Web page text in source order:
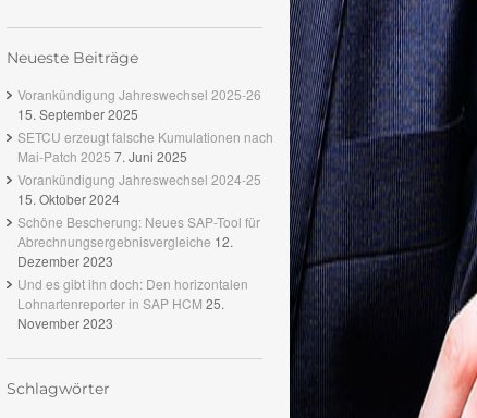
Neueste Beiträge
Vorankündigung Jahreswechsel 2025-26
15. September 2025
SETCU erzeugt falsche Kumulationen nach
Mai-Patch 2025 7. Juni 2025
Vorankündigung Jahreswechsel 2024-25
15. Oktober 2024
Schöne Bescherung: Neues SAP-Tool für
Abrechnungsergebnisvergleiche 12.
Dezember 2023
Und es gibt ihn doch: Den horizontalen
Lohnartenreporter in SAP HCM 25.
November 2023
Schlagwörter